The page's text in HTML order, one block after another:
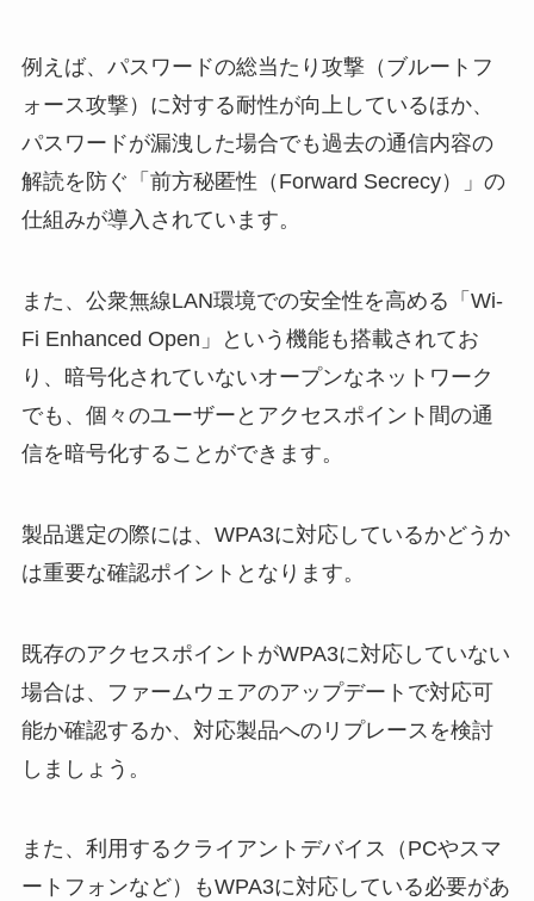
例えば、パスワードの総当たり攻撃（ブルートフ
ォース攻撃）に対する耐性が向上しているほか、
パスワードが漏洩した場合でも過去の通信内容の
解読を防ぐ「前方秘匿性（Forward Secrecy）」の
仕組みが導入されています。
また、公衆無線LAN環境での安全性を高める「Wi-
Fi Enhanced Open」という機能も搭載されてお
り、暗号化されていないオープンなネットワーク
でも、個々のユーザーとアクセスポイント間の通
信を暗号化することができます。
製品選定の際には、WPA3に対応しているかどうか
は重要な確認ポイントとなります。
既存のアクセスポイントがWPA3に対応していない
場合は、ファームウェアのアップデートで対応可
能か確認するか、対応製品へのリプレースを検討
しましょう。
また、利用するクライアントデバイス（PCやスマ
ートフォンなど）もWPA3に対応している必要があ